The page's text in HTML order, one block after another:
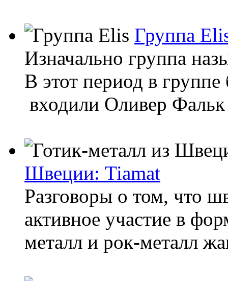
Группа
Изначально группа
В этот период в
входили Оливер
Швеции: Tiamat
Разговоры о том, что
активное участие в
металл и рок-металл